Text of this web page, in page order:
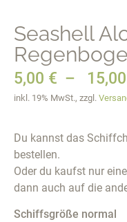
Seashell
5,00 € – 15,00
inkl. 19% MwSt., zzgl.
Du kannst das
bestellen.
Oder du kaufst nur
dann auch auf die
Schiffsgröße normal